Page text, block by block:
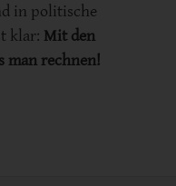
in politische
klar: Mit den
man rechnen!